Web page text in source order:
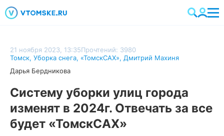
21 ноября 2023, 13:35Прочтений: 3980
Томск, Уборка снега, «ТомскСАХ», Дмитрий Махиня
Дарья Бердникова
Систему уборки улиц города
изменят в 2024г. Отвечать за все
будет «ТомскСАХ»